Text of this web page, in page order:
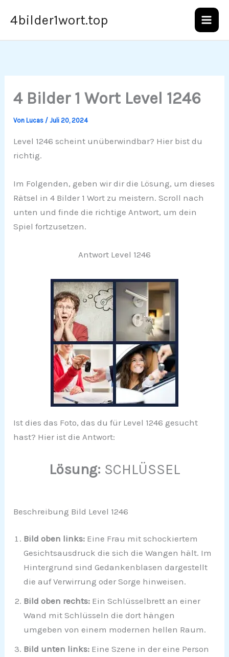
Inhalt
4bilder1wort.top
4 Bilder 1 Wort Level 1246
VonLucas /Juli 20, 2024
Level 1246 scheint unüberwindbar? Hier bist du
richtig.
Im Folgenden, geben wir dir die Lösung, um dieses
Rätsel in 4 Bilder 1 Wort zu meistern. Scroll nach
unten und finde die richtige Antwort, um dein
Spiel fortzusetzen.
Antwort Level 1246
Ist dies das Foto, das du für Level 1246 gesucht
hast? Hier ist die Antwort:
Lösung: SCHLÜSSEL
Beschreibung Bild Level 1246
Bild oben links: Eine Frau mit schockiertem
Gesichtsausdruck die sich die Wangen hält. Im
Hintergrund sind Gedankenblasen dargestellt
die auf Verwirrung oder Sorge hinweisen.
Bild oben rechts: Ein Schlüsselbrett an einer
Wand mit Schlüsseln die dort hängen
umgeben von einem modernen hellen Raum.
Bild unten links: Eine Szene in der eine Person